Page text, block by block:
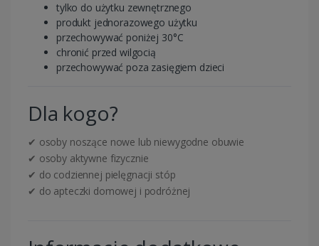
tylko do użytku zewnętrznego
produkt jednorazowego użytku
przechowywać poniżej 30°C
chronić przed wilgocią
przechowywać poza zasięgiem dzieci
Dla kogo?
✔ osoby noszące nowe lub niewygodne obuwie
✔ osoby aktywne fizycznie
✔ do codziennej pielęgnacji stóp
✔ do apteczki domowej i podróżnej